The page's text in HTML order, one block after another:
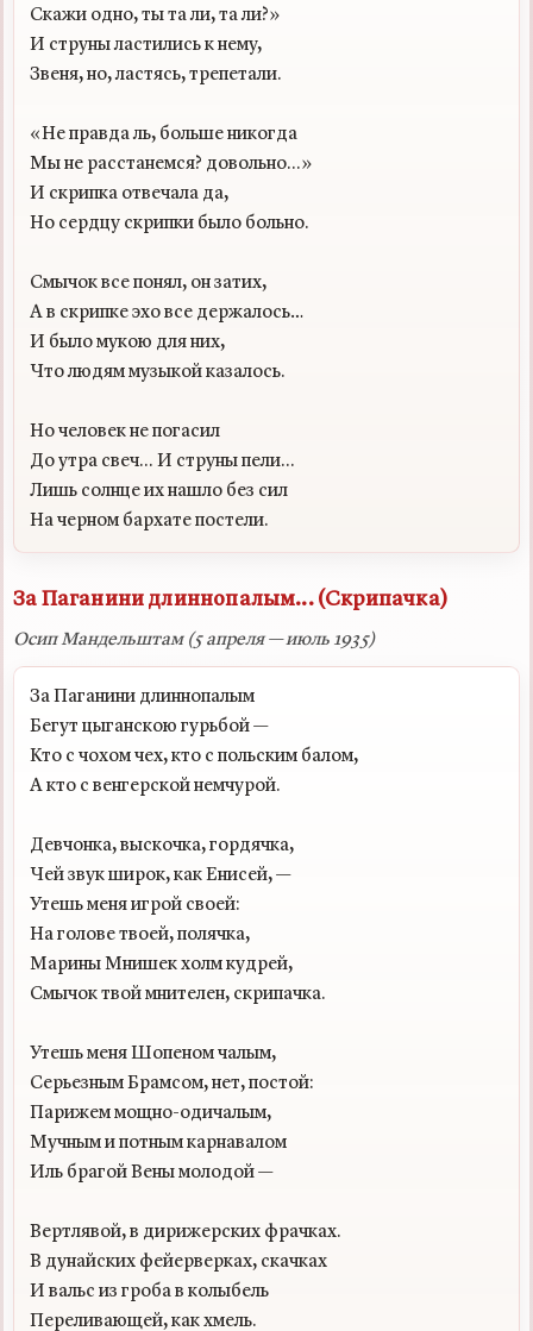
Скажи одно, ты та ли, та ли?»
И струны ластились к нему,
Звеня, но, ластясь, трепетали.
«Не правда ль, больше никогда
Мы не расстанемся? довольно...»
И скрипка отвечала да,
Но сердцу скрипки было больно.
Смычок все понял, он затих,
А в скрипке эхо все держалось…
И было мукою для них,
Что людям музыкой казалось.
Но человек не погасил
До утра свеч... И струны пели...
Лишь солнце их нашло без сил
За Паганини длиннопалым... (Скрипачка)
Осип Мандельштам (5 апреля — июль 1935)
За Паганини длиннопалым
Бегут цыганскою гурьбой —
Кто с чохом чех, кто с польским балом,
А кто с венгерской немчурой.
Девчонка, выскочка, гордячка,
Чей звук широк, как Енисей, —
Утешь меня игрой своей:
На голове твоей, полячка,
Марины Мнишек холм кудрей,
Смычок твой мнителен, скрипачка.
Утешь меня Шопеном чалым,
Серьезным Брамсом, нет, постой:
Парижем мощно-одичалым,
Мучным и потным карнавалом
Иль брагой Вены молодой —
Вертлявой, в дирижерских фрачках.
В дунайских фейерверках, скачках
И вальс из гроба в колыбель
Переливающей, как хмель.